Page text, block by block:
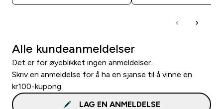
Alle kundeanmeldelser
Det er for øyeblikket ingen anmeldelser.
Skriv en anmeldelse for å ha en sjanse til å vinne en
kr100-kupong.
LAG EN ANMELDELSE